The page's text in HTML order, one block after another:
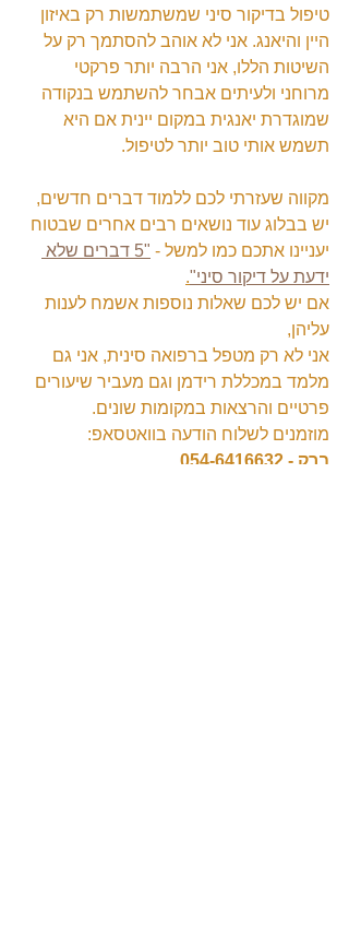
טיפול בדיקור סיני שמשתמשות רק באיזון
היין והיאנג. אני לא אוהב להסתמך רק על
השיטות הללו, אני הרבה יותר פרקטי
מרוחני ולעיתים אבחר להשתמש בנקודה
שמוגדרת יאנגית במקום יינית אם היא
תשמש אותי טוב יותר לטיפול.
מקווה שעזרתי לכם ללמוד דברים חדשים,
יש בבלוג עוד נושאים רבים אחרים שבטוח
יעניינו אתכם כמו למשל -
"5 דברים שלא
ידעת על דיקור סיני".
אם יש לכם שאלות נוספות אשמח לענות
עליהן,
אני לא רק מטפל ברפואה סינית, אני גם
מלמד במכללת רידמן וגם מעביר שיעורים
פרטיים והרצאות במקומות שונים.
מוזמנים לשלוח הודעה בוואטסאפ:
ברק - 054-6416632